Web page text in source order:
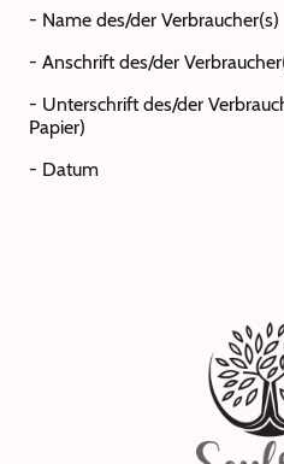
- Name des/der Verbraucher(s)
- Anschrift des/der
- Unterschrift des/der
Papier)
- Datum